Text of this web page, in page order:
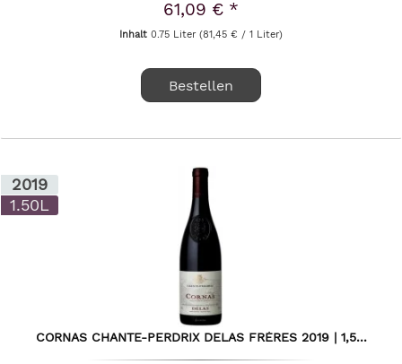
61,09 € *
Inhalt0.75 Liter(81,45 € / 1 Liter)
Bestellen
2019
1.50L
CORNAS CHANTE-PERDRIX DELAS FRÈRES 2019 | 1,5...